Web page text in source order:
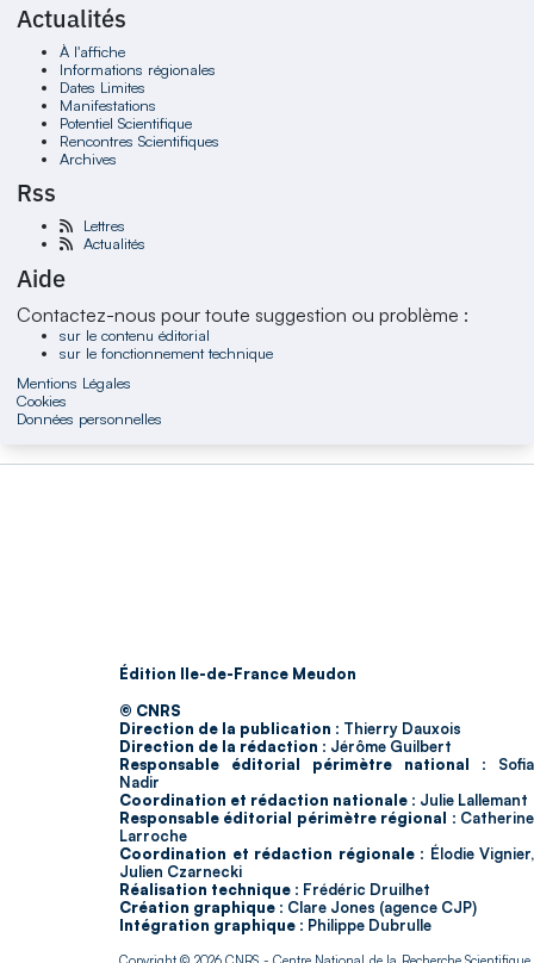
Actualités
À l'affiche
Informations régionales
Dates Limites
Manifestations
Potentiel Scientifique
Rencontres Scientifiques
Archives
Rss
Lettres
Actualités
Aide
Contactez-nous pour toute suggestion ou problème :
sur le contenu éditorial
sur le fonctionnement technique
Mentions Légales
Cookies
Données personnelles
Édition Ile-de-France Meudon
© CNRS
Direction de la publication : Thierry Dauxois
Direction de la rédaction : Jérôme Guilbert
Responsable éditorial périmètre national : Sofia
Nadir
Coordination et rédaction nationale : Julie Lallemant
Responsable éditorial périmètre régional : Catherine
Larroche
Coordination et rédaction régionale : Élodie Vignier,
Julien Czarnecki
Réalisation technique : Frédéric Druilhet
Création graphique : Clare Jones (agence CJP)
Intégration graphique : Philippe Dubrulle